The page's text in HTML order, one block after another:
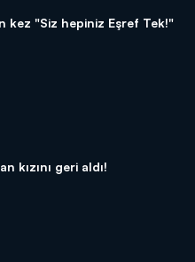
kez "Siz hepiniz Eşref Tek!"
kızını geri aldı!